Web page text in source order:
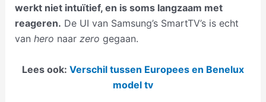
werkt niet intuïtief, en is soms langzaam met
reageren. De UI van Samsung’s SmartTV’s is echt
van hero naar zero gegaan.
Lees ook: Verschil tussen Europees en Benelux
model tv